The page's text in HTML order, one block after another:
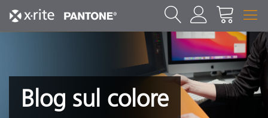
Blog sul colore